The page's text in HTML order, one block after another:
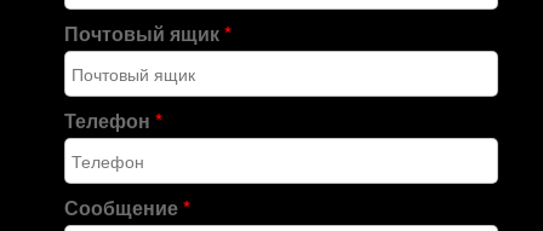
Почтовый ящик*
Телефон*
Сообщение*